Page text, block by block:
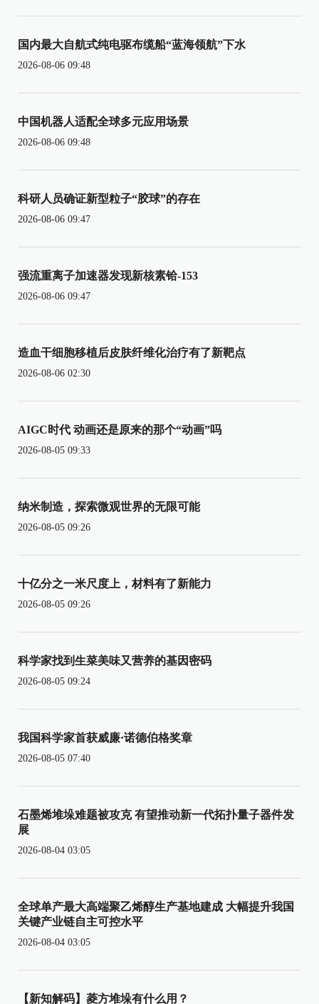
国内最大自航式纯电驱布缆船“蓝海领航”下水
2026-08-06 09:48
中国机器人适配全球多元应用场景
2026-08-06 09:48
科研人员确证新型粒子“胶球”的存在
2026-08-06 09:47
强流重离子加速器发现新核素铪-153
2026-08-06 09:47
造血干细胞移植后皮肤纤维化治疗有了新靶点
2026-08-06 02:30
AIGC时代 动画还是原来的那个“动画”吗
2026-08-05 09:33
纳米制造，探索微观世界的无限可能
2026-08-05 09:26
十亿分之一米尺度上，材料有了新能力
2026-08-05 09:26
科学家找到生菜美味又营养的基因密码
2026-08-05 09:24
我国科学家首获威廉·诺德伯格奖章
2026-08-05 07:40
石墨烯堆垛难题被攻克 有望推动新一代拓扑量子器件发
展
2026-08-04 03:05
全球单产最大高端聚乙烯醇生产基地建成 大幅提升我国
关键产业链自主可控水平
2026-08-04 03:05
【新知解码】菱方堆垛有什么用？